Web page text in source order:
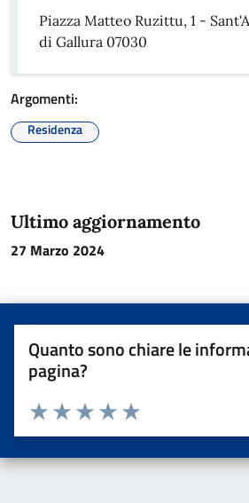
Piazza Matteo Ruzittu, 1 -
di Gallura 07030
Argomenti:
Residenza
Ultimo aggiornamento
27 Marzo 2024
Quanto sono chiare le
pagina?
Valuta da 1 a 5 stelle la pagina
Valuta 5 stelle su 5
Valuta 4 stelle su 5
Valuta 3 stelle su 5
Valuta 2 stelle su 5
Valuta una stella su 5